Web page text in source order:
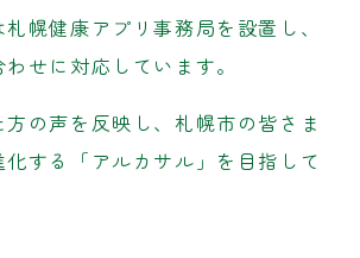
幌健康アプリ事務局を設置し、
せに対応しています。
の声を反映し、札幌市の皆さま
化する「アルカサル」を目指して